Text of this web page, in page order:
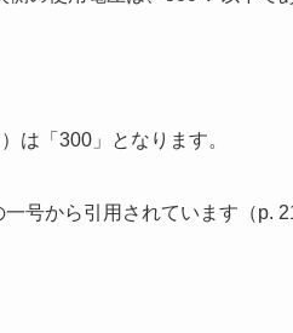
は「300」となります。
号から引用されています（p.